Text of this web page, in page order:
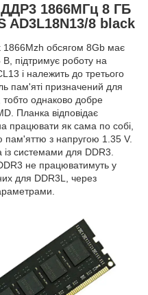
ДДР3 1866МГц 8 ГБ
AD3L18N13/8 black
1866Mzh обсягом 8Gb має
підтримує роботу на
і належить до третього
пам'яті призначений для
тобто однаково добре
Планка відповідає
працювати як сама по собі,
пам'яттю з напругою 1.35 V.
із системами для DDR3.
не працюватимуть у
для DDR3L, через